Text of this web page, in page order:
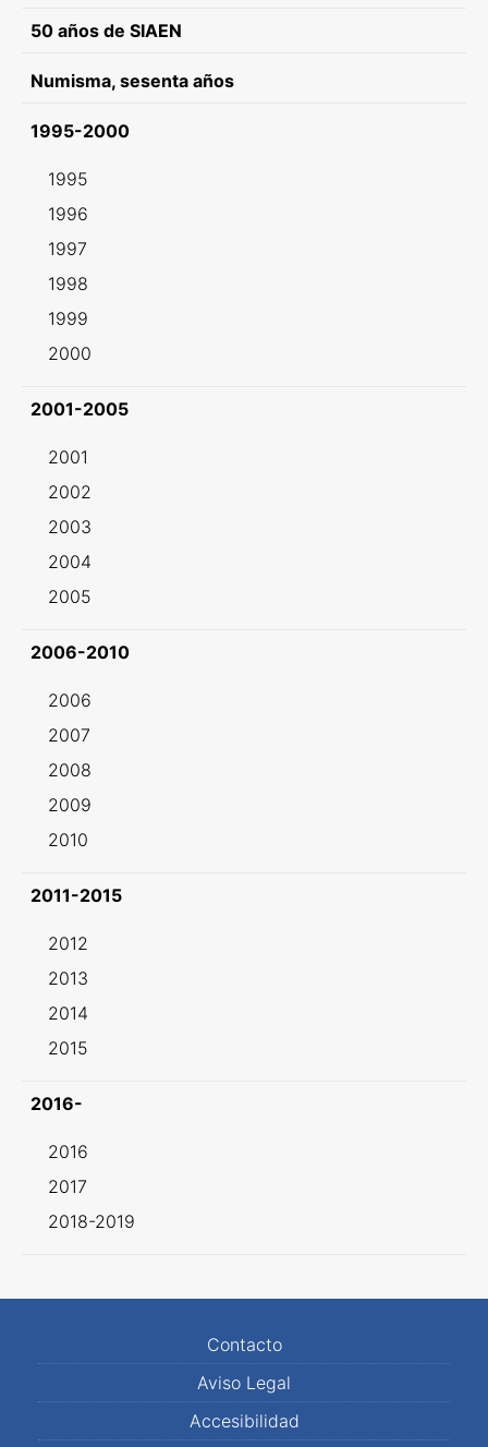
50 años de SIAEN
Numisma, sesenta años
1995-2000
1995
1996
1997
1998
1999
2000
2001-2005
2001
2002
2003
2004
2005
2006-2010
2006
2007
2008
2009
2010
2011-2015
2012
2013
2014
2015
2016-
2016
2017
2018-2019
Contacto
Aviso Legal
Accesibilidad